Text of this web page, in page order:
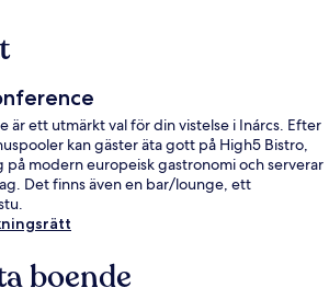
är ett utmärkt val för din vistelse i Inárcs. Efter
kan gäster äta gott på High5 Bistro,
på modern europeisk gastronomi och serverar
Det finns även en bar/lounge, ett
boende